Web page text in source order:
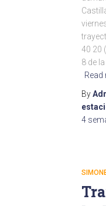
40 20
8 de
Read
By
4